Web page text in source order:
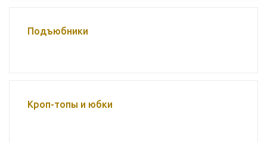
Подъюбники
Кроп-топы и юбки